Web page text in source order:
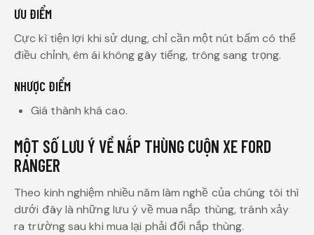
ƯU ĐIỂM
Cực kì tiện lợi khi sử dụng, chỉ cần một nút bấm có thể
điều chỉnh, êm ái không gây tiếng, trông sang trọng.
NHƯỢC ĐIỂM
Giá thành khá cao.
MỘT SỐ LƯU Ý VỀ NẮP THÙNG CUỘN XE FORD
RANGER
Theo kinh nghiệm nhiều năm làm nghề của chúng tôi thì
dưới đây là những lưu ý về mua nắp thùng, tránh xảy
ra trường sau khi mua lại phải đổi nắp thùng.